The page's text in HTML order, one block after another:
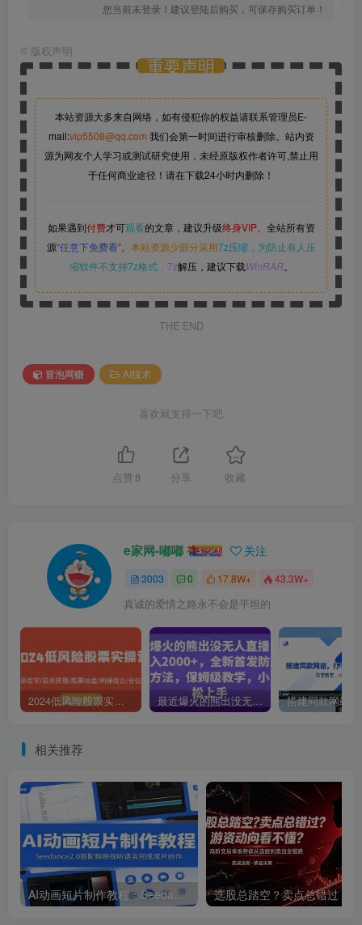
您当前未登录！建议登陆后购买，可保存购买订单！
© 版权声明
重要声明
本站资源大多来自网络，如有侵犯你的权益请联系管理员E-
mail:vip5508@qq.com 我们会第一时间进行审核删除。站内资
源为网友个人学习或测试研究使用，未经原版权作者许可,禁止用
于任何商业途径！请在下载24小时内删除！
如果遇到付费才可观看的文章，建议升级终身VIP。 全站所有资
源“任意下免费看”。 本站资源少部分采用7z压缩， 为防止有人压
缩软件不支持7z格式，7z解压，建议下载WinRAR。
THE END
冒泡网赚 AI技术
喜欢就支持一下吧
点赞 8 分享 收藏
e家网-嘟嘟 关注
3003 0 17.8W+ 43.3W+
真诚的爱情之路永不会是平坦的
2024低风险股票实操营：投资哲学/投资原理/股票估值/构建组合/仓位控制 最近爆火的熊出没无人直播，轻松日入2000+，全新首发防版权违规方法【揭秘】
相关推荐
AI动画短片制作教程：Seedance2.0搭配剪映视听语言完成成片创作